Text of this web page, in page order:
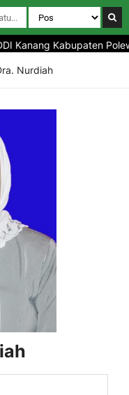
Kanang Kabupaten
Nurdiah